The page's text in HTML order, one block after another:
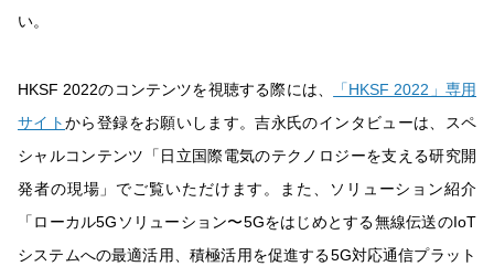
い。
HKSF 2022のコンテンツを視聴する際には、
「HKSF 2022」専用
サイトから登録をお願いします。吉永氏のインタビューは、スペ
シャルコンテンツ「日立国際電気のテクノロジーを支える研究開
発者の現場」でご覧いただけます。また、ソリューション紹介
「ローカル5Gソリューション〜5Gをはじめとする無線伝送のIoT
システムへの最適活用、積極活用を促進する5G対応通信プラット